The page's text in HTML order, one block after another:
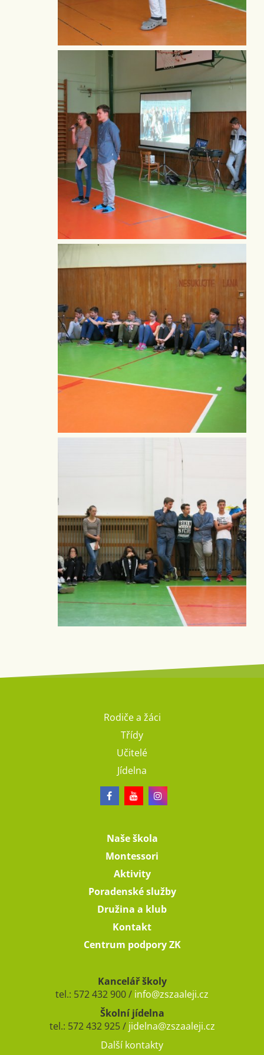
Rodiče a žáci
Třídy
Učitelé
Jídelna
Naše škola
Montessori
Aktivity
Poradenské služby
Družina a klub
Kontakt
Centrum podpory ZK
Kancelář školy
tel.: 572 432 900 / info@zszaaleji.cz
Školní jídelna
tel.: 572 432 925 / jidelna@zszaaleji.cz
Další kontakty